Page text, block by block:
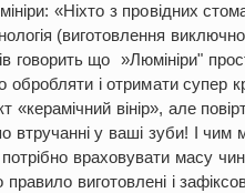
«Ніхто з провідних
(виготовлення
говорить що »Люмініри"
обробляти і отримати супер
«керамічний вінір», але
втручанні у ваші зуби! І
враховувати масу
виготовлені і